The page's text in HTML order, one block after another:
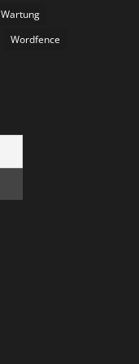
Wartung
Wordfence